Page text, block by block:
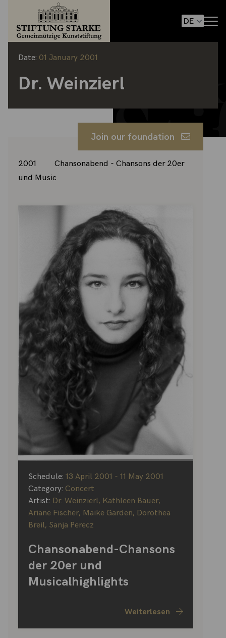
Date: 01 January 2001
Dr. Weinzierl
Join our foundation
2001 Chansonabend - Chansons der 20er
und Music
Schedule: 13 April 2001 - 11 May 2001
Category: Concert
Artist: Dr. Weinzierl, Kathleen Bauer,
Ariane Fischer, Maike Garden, Dorothea
Breil, Sanja Perecz
Chansonabend-Chansons
der 20er und
Musicalhighlights
Weiterlesen